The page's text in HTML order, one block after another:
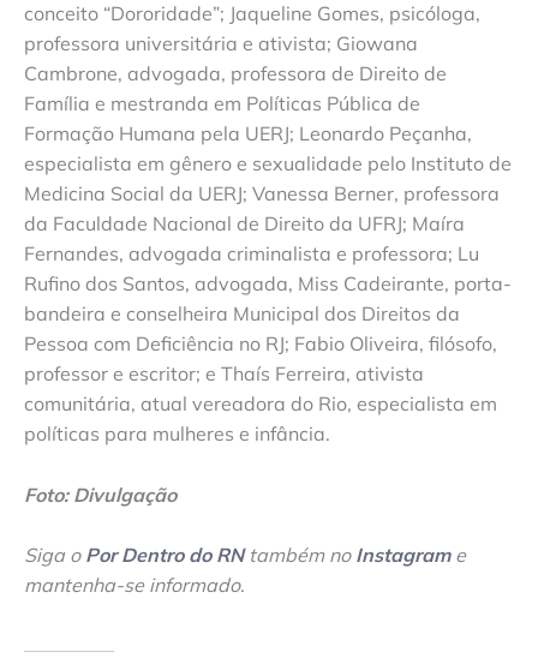
conceito “Dororidade”; Jaqueline Gomes, psicóloga,
professora universitária e ativista; Giowana
Cambrone, advogada, professora de Direito de
Família e mestranda em Políticas Pública de
Formação Humana pela UERJ; Leonardo Peçanha,
especialista em gênero e sexualidade pelo Instituto de
Medicina Social da UERJ; Vanessa Berner, professora
da Faculdade Nacional de Direito da UFRJ; Maíra
Fernandes, advogada criminalista e professora; Lu
Rufino dos Santos, advogada, Miss Cadeirante, porta-
bandeira e conselheira Municipal dos Direitos da
Pessoa com Deficiência no RJ; Fabio Oliveira, filósofo,
professor e escritor; e Thaís Ferreira, ativista
comunitária, atual vereadora do Rio, especialista em
políticas para mulheres e infância.
Foto: Divulgação
Siga o Por Dentro do RNtambém no Instagrame
mantenha-se informado.